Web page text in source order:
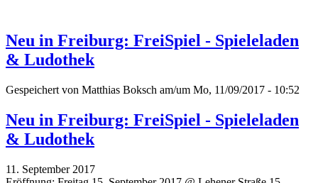
Neu in Freiburg: FreiSpiel - Spieleladen
& Ludothek
Gespeichert von Matthias Boksch am/um Mo, 11/09/2017 - 10:52
Neu in Freiburg: FreiSpiel - Spieleladen
& Ludothek
11. September 2017